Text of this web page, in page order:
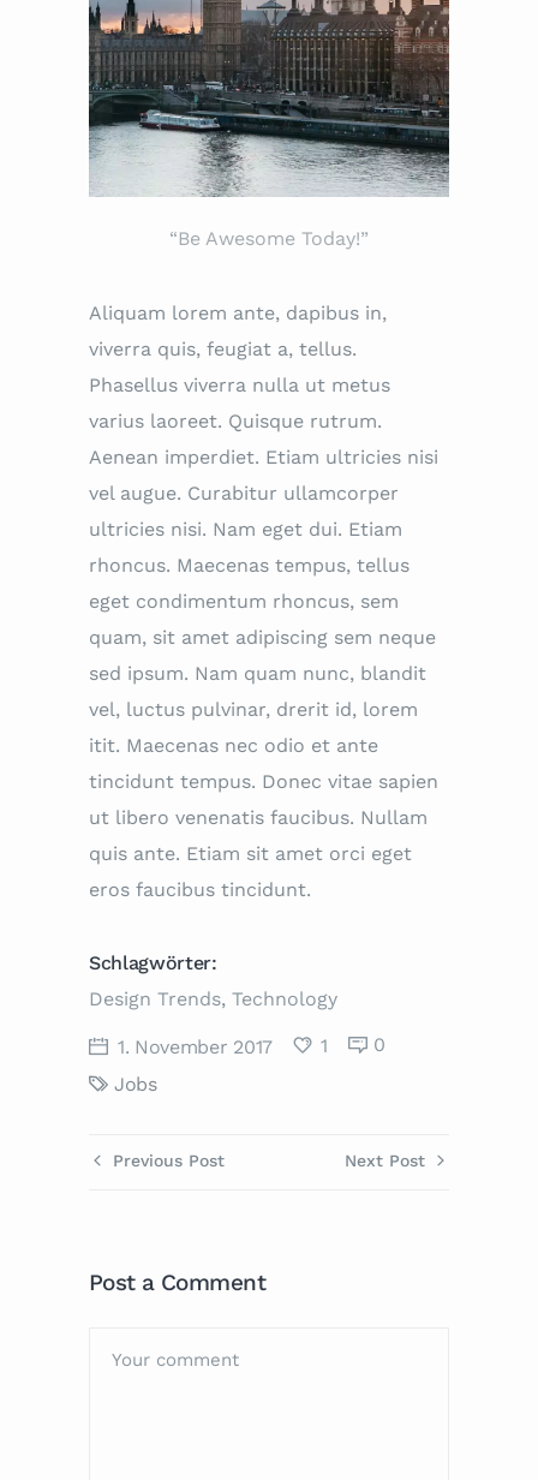
“Be Awesome Today!”
Aliquam lorem ante, dapibus in,
viverra quis, feugiat a, tellus.
Phasellus viverra nulla ut metus
varius laoreet. Quisque rutrum.
Aenean imperdiet. Etiam ultricies nisi
vel augue. Curabitur ullamcorper
ultricies nisi. Nam eget dui. Etiam
rhoncus. Maecenas tempus, tellus
eget condimentum rhoncus, sem
quam, sit amet adipiscing sem neque
sed ipsum. Nam quam nunc, blandit
vel, luctus pulvinar, drerit id, lorem
itit. Maecenas nec odio et ante
tincidunt tempus. Donec vitae sapien
ut libero venenatis faucibus. Nullam
quis ante. Etiam sit amet orci eget
eros faucibus tincidunt.
Schlagwörter:
Design Trends, Technology
1. November 2017 1
0
Jobs
Previous Post Next Post
Post a Comment